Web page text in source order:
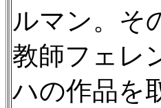
ルマン。そ
教師フェレ
ハの作品を